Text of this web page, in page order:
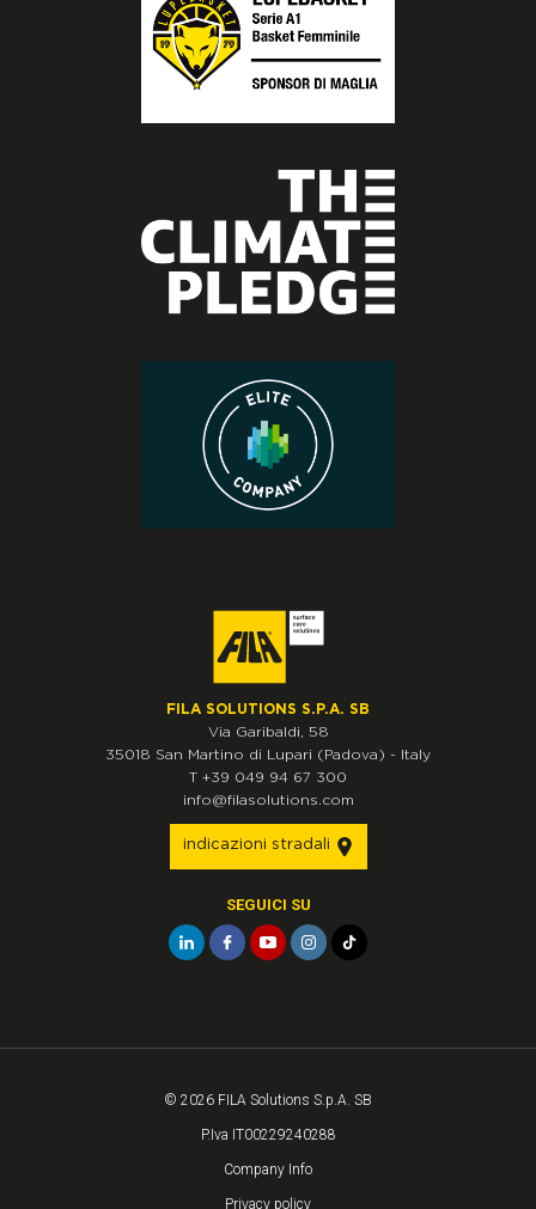
FILA SOLUTIONS S.P.A. SB
Via Garibaldi, 58
35018 San Martino di Lupari (Padova) -
Italy
T +39 049 94 67 300
info@filasolutions.com
indicazioni stradali
SEGUICI SU
© 2026 FILA Solutions S.p.A. SB
P.Iva IT00229240288
Company Info
Privacy policy